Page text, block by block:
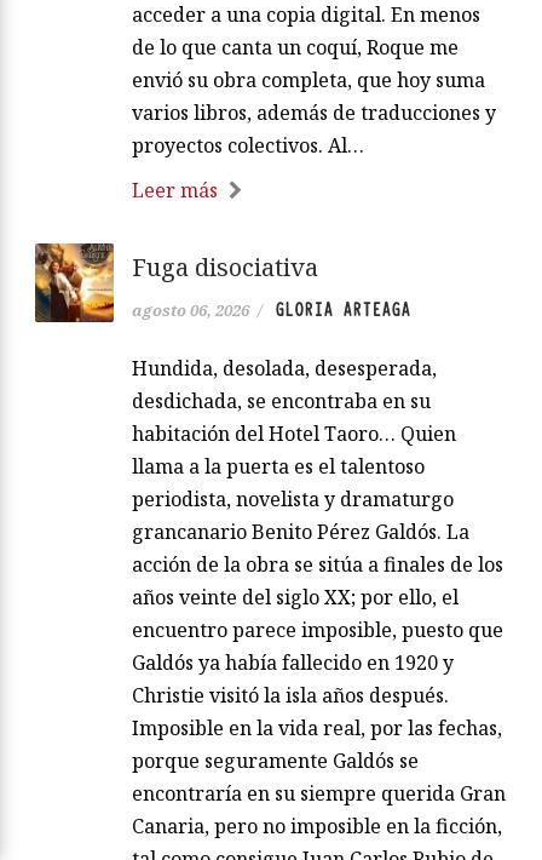
acceder a una copia digital. En menos
de lo que canta un coquí, Roque me
envió su obra completa, que hoy suma
varios libros, además de traducciones y
proyectos colectivos. Al…
Leer más
Fuga disociativa
agosto 06, 2026 / GLORIA ARTEAGA
Hundida, desolada, desesperada,
desdichada, se encontraba en su
habitación del Hotel Taoro… Quien
llama a la puerta es el talentoso
periodista, novelista y dramaturgo
grancanario Benito Pérez Galdós. La
acción de la obra se sitúa a finales de los
años veinte del siglo XX; por ello, el
encuentro parece imposible, puesto que
Galdós ya había fallecido en 1920 y
Christie visitó la isla años después.
Imposible en la vida real, por las fechas,
porque seguramente Galdós se
encontraría en su siempre querida Gran
Canaria, pero no imposible en la ficción,